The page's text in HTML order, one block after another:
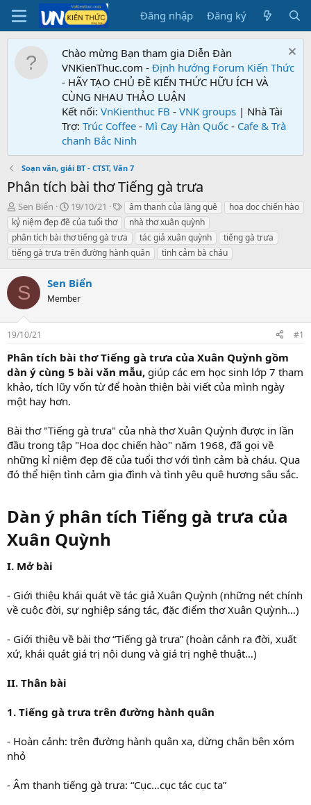
Đăng nhập Đăng ký
Chào mừng Bạn tham gia Diễn Đàn
VNKienThuc.com - Định hướng Forum Kiến Thức
- HÃY TẠO CHỦ ĐỀ KIẾN THỨC HỮU ÍCH VÀ
CÙNG NHAU THẢO LUẬN
Kết nối: VnKienthuc FB - VNK groups | Nhà Tài
Trợ: Trúc Coffee - Mì Cay Hàn Quốc - Cafe & Trà
chanh Bắc Ninh
Soạn văn, giải BT - CTST, Văn 7
Phân tích bài thơ Tiếng gà trưa
T
h
r
e
a
s
t
a
r
t
e
r
Sen Biển
N
g
à
y
g
i
19/10/21
T
ừ
k
h
ó
âm thanh của làng quê
hoa dọc chiến hào
kỷ niệm đẹp đẽ của tuổi thơ
nhà thơ xuân quỳnh
phân tích bài thơ tiếng gà trưa
tác giả xuân quỳnh
tiếng gà trưa
tiếng gà trưa trên đường hành quân
tình cảm bà cháu
S Sen Biển
Member
19/10/21 #1
Phân tích bài thơ Tiếng gà trưa của Xuân Quỳnh gồm
dàn ý cùng 5 bài văn mẫu, giúp các em học sinh lớp 7 tham
khảo, tích lũy vốn từ để hoàn thiện bài viết của mình ngày
một hay hơn.
Bài thơ "Tiếng gà trưa" của nhà thơ Xuân Quỳnh được in lần
đầu trong tập "Hoa dọc chiến hào" năm 1968, đã gọi về
những kỉ niệm đẹp đẽ của tuổi thơ với tình cảm bà cháu. Qua
đó thể hiện tình cảm gia đình và tình yêu quê hương sâu sắc.
Dàn ý phân tích Tiếng gà trưa của
Xuân Quỳnh​
I. Mở bài
- Giới thiệu khái quát về tác giả Xuân Quỳnh (những nét chính
về cuộc đời, sự nghiệp sáng tác, đặc điểm thơ Xuân Quỳnh…)
- Giới thiệu về bài thơ “Tiếng gà trưa” (hoàn cảnh ra đời, xuất
xứ, khái quát giá trị nội dung và giá trị nghệ thuật…)
II. Thân bài
1. Tiếng gà trưa trên đường hành quân
- Hoàn cảnh: trên đường hành quân xa, dừng chân bên xóm
nhỏ
- Âm thanh tiếng gà trưa: “Cục…cục tác cục ta”